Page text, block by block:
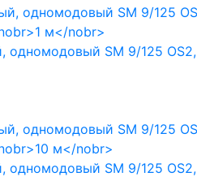
одномодовый SM 9/125 OS2,
одномодовый SM 9/125 OS2,